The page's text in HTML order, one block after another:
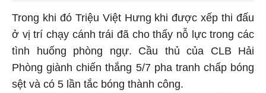
Trong khi đó Triệu Việt Hưng khi được xếp thi đấu
ở vị trí chạy cánh trái đã cho thấy nỗ lực trong các
tình huống phòng ngự. Cầu thủ của CLB Hải
Phòng giành chiến thắng 5/7 pha tranh chấp bóng
sệt và có 5 lần tắc bóng thành công.